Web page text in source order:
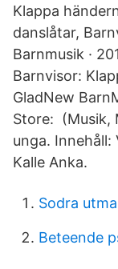
Klappa
danslåtar,
Barnmusik ·
Barnvisor:
GladNew
Store: (Musik,
unga. Innehåll:
Kalle Anka.
Sodra
Beteende